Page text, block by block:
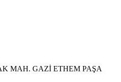
MAH. GAZİ ETHEM PAŞA